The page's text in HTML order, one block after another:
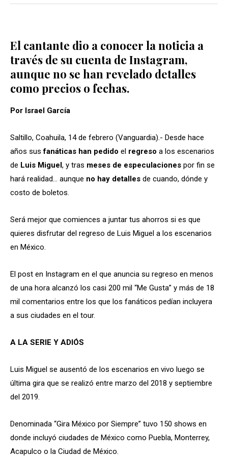
El cantante dio a conocer la noticia a
través de su cuenta de Instagram,
aunque no se han revelado detalles
como precios o fechas.
Por Israel García
Saltillo, Coahuila, 14 de febrero (Vanguardia).- Desde hace
años susfanáticas han pedido el regreso a los escenarios
de Luis Miguel , y tras meses de especulaciones por fin se
hará realidad… aunque no hay detalles de cuando, dónde y
costo de boletos.
Será mejor que comiences a juntar tus ahorros si es que
quieres disfrutar del regreso de Luis Miguel a los escenarios
en México.
El post en Instagram en el que anuncia su regreso en menos
de una hora alcanzó los casi 200 mil “Me Gusta” y más de 18
mil comentarios entre los que los fanáticos pedían incluyera
a sus ciudades en el tour.
A LA SERIE Y ADIÓS
Luis Miguel se ausentó de los escenarios en vivo luego se
última gira que se realizó entre marzo del 2018 y septiembre
del 2019.
Denominada “Gira México por Siempre” tuvo 150 shows en
donde incluyó ciudades de México como Puebla, Monterrey,
Acapulco o la Ciudad de México.